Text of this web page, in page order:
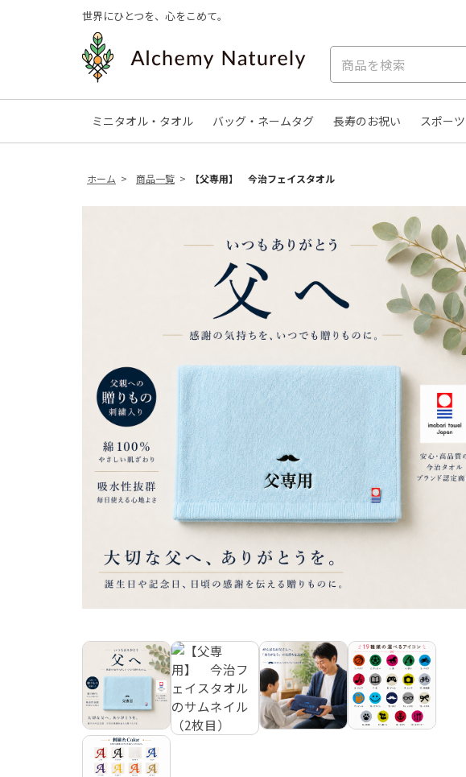
世界にひとつを、心をこめて。
ミニタオル・タオル バッグ・ネームタグ 長寿のお祝い スポーツ
ホーム 商品一覧 【父専用】 今治フェイスタオル